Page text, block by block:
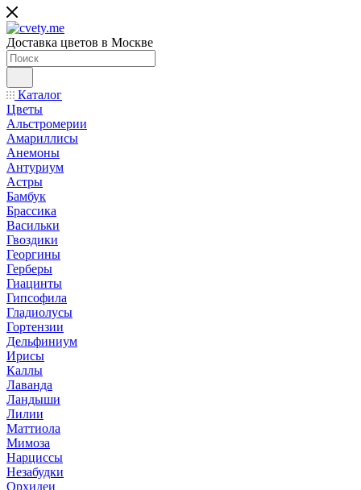
Доставка цветов в Москве
Каталог
Цветы
Альстромерии
Амариллисы
Анемоны
Антуриум
Астры
Бамбук
Брассика
Васильки
Гвоздики
Георгины
Герберы
Гиацинты
Гипсофила
Гладиолусы
Гортензии
Дельфиниум
Ирисы
Каллы
Лаванда
Ландыши
Лилии
Маттиола
Мимоза
Нарциссы
Незабудки
Орхидеи